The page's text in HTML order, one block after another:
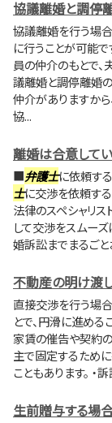
協議離婚と調停
協議離婚を行う場
に行うことが可能
員の仲介のもとで
議離婚と調停離婚
仲介がありますから
協...
離婚は合意して
■弁護士に依頼す
士に交渉を依頼す
法律のスペシャリ
して交渉をスムーズ
婚訴訟までまるごと
不動産の明け渡
直接交渉を行う場合
とで、円滑に進め
家賃の催告や契約
主で固定するため
こともあります。 ・
生前贈与する場